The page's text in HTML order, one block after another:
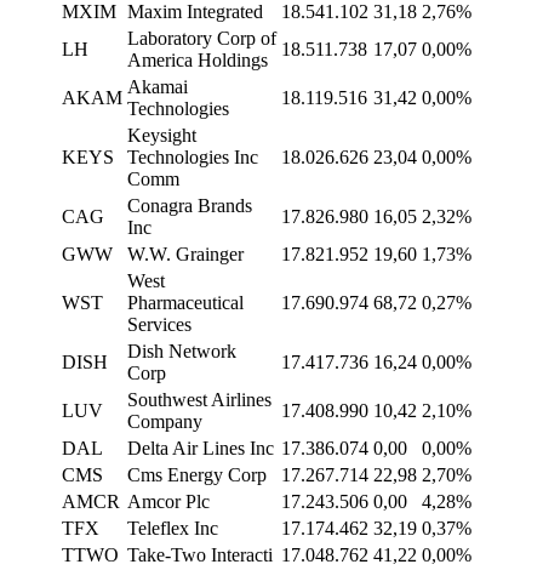
MXIM Maxim Integrated 18.541.102 31,18 2,76%
LH
Laboratory Corp of
America Holdings
18.511.738 17,07 0,00%
AKAM
Akamai
Technologies
18.119.516 31,42 0,00%
KEYS
Keysight
Technologies Inc
Comm
18.026.626 23,04 0,00%
CAG
Conagra Brands
Inc
17.826.980 16,05 2,32%
GWW
W.W. Grainger 17.821.952 19,60 1,73%
WST
West
Pharmaceutical
Services
17.690.974 68,72 0,27%
DISH
Dish Network
Corp
17.417.736 16,24 0,00%
LUV
Southwest Airlines
Company
17.408.990 10,42 2,10%
DAL
Delta Air Lines Inc 17.386.074 0,00
0,00%
CMS
Cms Energy Corp 17.267.714 22,98 2,70%
AMCR Amcor Plc 17.243.506 0,00
4,28%
TFX
Teleflex Inc 17.174.462 32,19 0,37%
TTWO Take-Two Interacti 17.048.762 41,22 0,00%